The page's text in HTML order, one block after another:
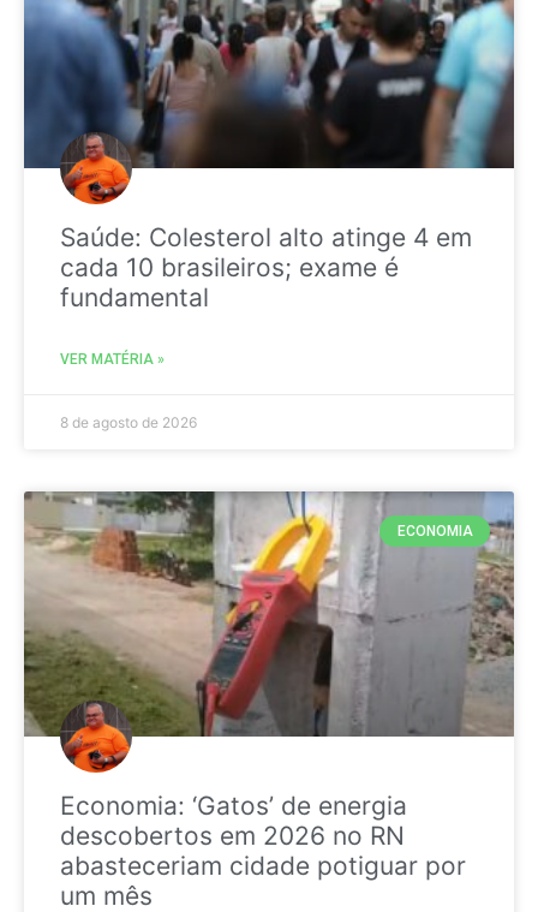
Saúde: Colesterol alto atinge 4 em
cada 10 brasileiros; exame é
fundamental
VER MATÉRIA »
8 de agosto de 2026
ECONOMIA
Economia: ‘Gatos’ de energia
descobertos em 2026 no RN
abasteceriam cidade potiguar por
um mês